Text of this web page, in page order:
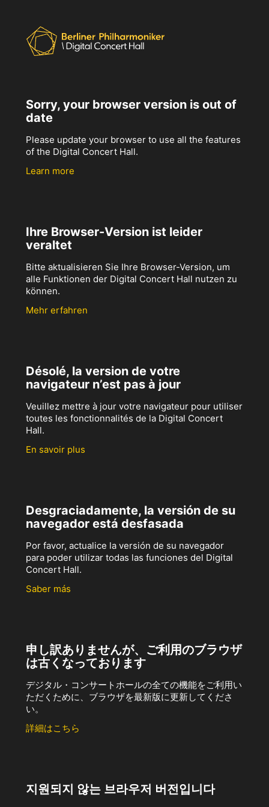
Sorry, your browser version is out of
date
Please update your browser to use all the features
of the Digital Concert Hall.
Learn more
Ihre Browser-Version ist leider
veraltet
Bitte aktualisieren Sie Ihre Browser-Version, um
alle Funktionen der Digital Concert Hall nutzen zu
können.
Mehr erfahren
Désolé, la version de votre
navigateur n’est pas à jour
Veuillez mettre à jour votre navigateur pour utiliser
toutes les fonctionnalités de la Digital Concert
Hall.
En savoir plus
Desgraciadamente, la versión de su
navegador está desfasada
Por favor, actualice la versión de su navegador
para poder utilizar todas las funciones del Digital
Concert Hall.
Saber más
申し訳ありませんが、ご利用のブラウザ
は古くなっております
デジタル・コンサートホールの全ての機能をご利用い
ただくために、ブラウザを最新版に更新してくださ
い。
詳細はこちら
지원되지 않는 브라우저 버전입니다